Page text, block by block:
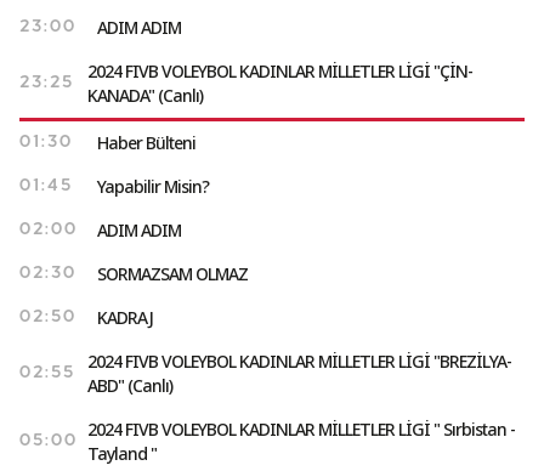
23:00 ADIM ADIM
23:25
2024 FIVB VOLEYBOL KADINLAR MİLLETLER LİGİ "ÇİN-
KANADA" (Canlı)
01:30 Haber Bülteni
01:45 Yapabilir Misin?
02:00 ADIM ADIM
02:30 SORMAZSAM OLMAZ
02:50 KADRAJ
02:55
2024 FIVB VOLEYBOL KADINLAR MİLLETLER LİGİ "BREZİLYA-
ABD" (Canlı)
05:00
2024 FIVB VOLEYBOL KADINLAR MİLLETLER LİGİ " Sırbistan -
Tayland "